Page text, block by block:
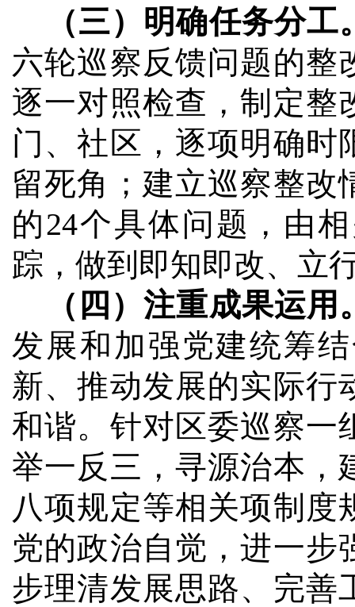
（三）明确任务分工
六轮巡察反馈问题的整
逐一对照检查，制定整
门、社区，逐项明确时
留死角；建立巡察整改
的24个具体问题，由
踪，做到即知即改、立
（四）注重成果运用
发展和加强党建统筹
新、推动发展的实际行
和谐。针对区委巡察一
举一反三，寻源治本，
八项规定等相关项制度
党的政治自觉，进一步
步理清发展思路、完善